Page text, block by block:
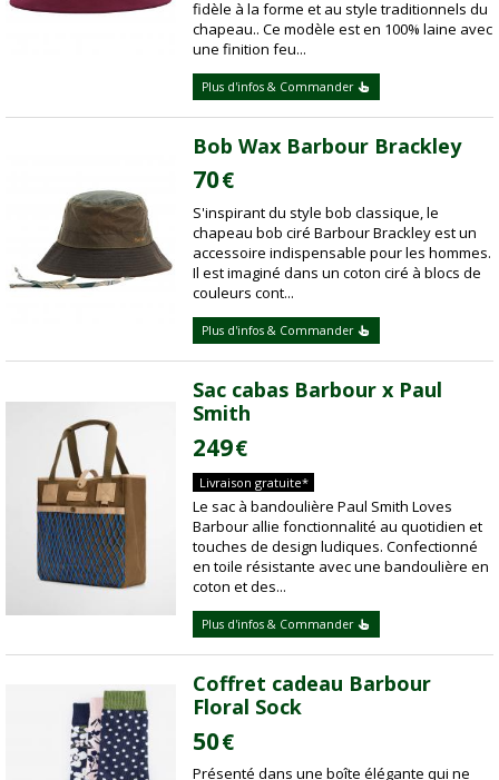
fidèle à la forme et au style traditionnels du
chapeau.. Ce modèle est en 100% laine avec
une finition feu...
Plus d'infos & Commander
Bob Wax Barbour Brackley
70€
S'inspirant du style bob classique, le
chapeau bob ciré Barbour Brackley est un
accessoire indispensable pour les hommes.
Il est imaginé dans un coton ciré à blocs de
couleurs cont...
Plus d'infos & Commander
Sac cabas Barbour x Paul
Smith
249€
Livraison gratuite*
Le sac à bandoulière Paul Smith Loves
Barbour allie fonctionnalité au quotidien et
touches de design ludiques. Confectionné
en toile résistante avec une bandoulière en
coton et des...
Plus d'infos & Commander
Coffret cadeau Barbour
Floral Sock
50€
Présenté dans une boîte élégante qui ne